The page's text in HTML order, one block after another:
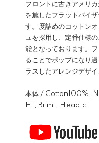
フロントに古きアメリ
を施したフラットバイ
す。度詰めのコットン
ュを採用し、定番仕様
能となっております。
ることでポップになり
ラスしたアレンジデザ
本体 / Cotton100%,
H:, Brim:, Head:c